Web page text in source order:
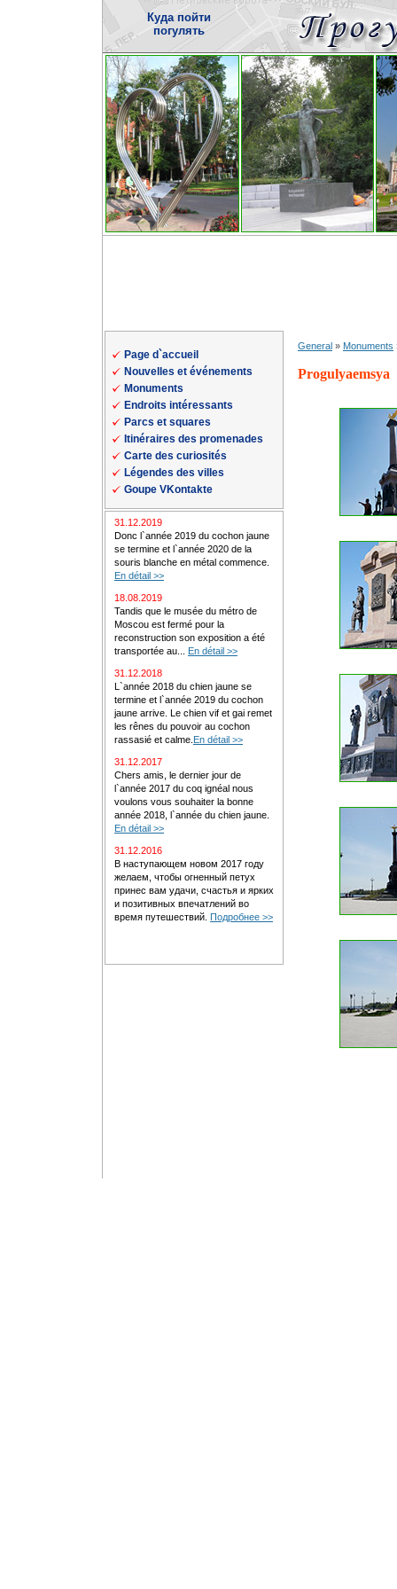
Куда пойти
погулять
Page d`accueil
Nouvelles et événements
Monuments
Endroits intéressants
Parcs et squares
Itinéraires des promenades
Carte des curiosités
Légendes des villes
Goupe VKontakte
31.12.2019
Donc l`année 2019 du cochon jaune
se termine et l`année 2020 de la
souris blanche en métal commence.
En détail >>
18.08.2019
Tandis que le musée du métro de
Moscou est fermé pour la
reconstruction son exposition a été
transportée au... En détail >>
31.12.2018
L`année 2018 du chien jaune se
termine et l`année 2019 du cochon
jaune arrive. Le chien vif et gai remet
les rênes du pouvoir au cochon
rassasié et calme. En détail >>
31.12.2017
Chers amis, le dernier jour de
l`année 2017 du coq ignéal nous
voulons vous souhaiter la bonne
année 2018, l`année du chien jaune.
En détail >>
31.12.2016
В наступающем новом 2017 году
желаем, чтобы огненный петух
принес вам удачи, счастья и ярких
и позитивных впечатлений во
время путешествий. Подробнее >>
General » Monuments
Progulyaemsya